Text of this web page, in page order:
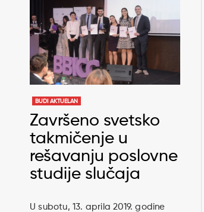
BUDI AKTUELAN
Završeno svetsko
takmičenje u
rešavanju poslovne
studije slučaja
U subotu, 13. aprila 2019. godine